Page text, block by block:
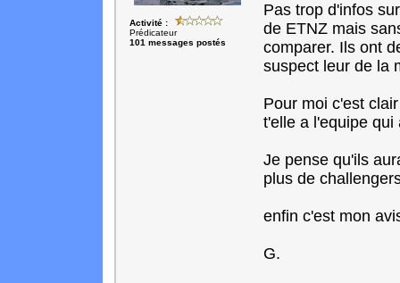
Activité :
Prédicateur
101 messages postés
Pas trop d'infos
de ETNZ mais
comparer. Ils ont
suspect leur de la
Pour moi c'est
t'elle a l'equipe
Je pense qu'ils
plus de
enfin c'est mon
G.